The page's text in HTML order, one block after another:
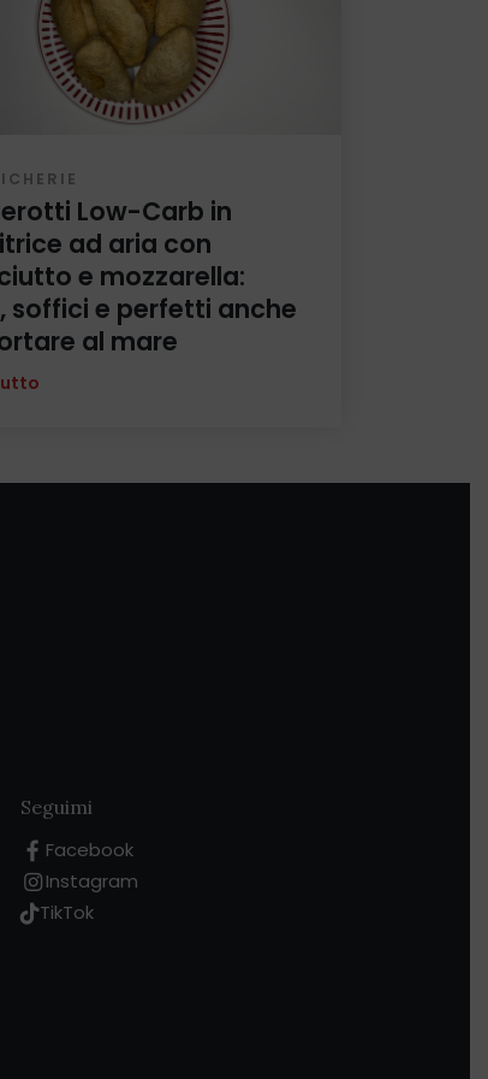
Low-Carb in
ad aria con
e mozzarella:
soffici e perfetti anche
al mare
Seguimi
Facebook
Instagram
TikTok